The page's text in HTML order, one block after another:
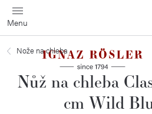
Přejít
na
obsah
Nože na chleba
Nůž na chleba
cm Wild